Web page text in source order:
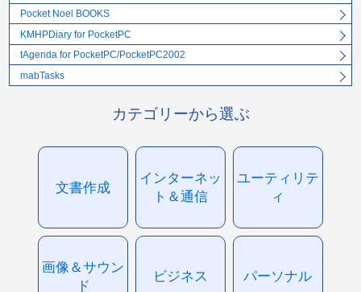
Pocket Noel BOOKS
KMHPDiary for PocketPC
tAgenda for PocketPC/PocketPC2002
mabTasks
カテゴリーから選ぶ
文書作成
インターネッ
ト＆通信
ユーティリテ
ィ
画像＆サウン
ド
ビジネス パーソナル